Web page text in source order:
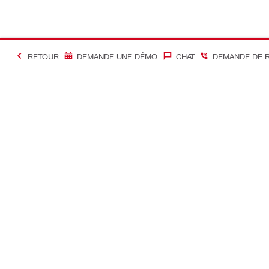
RETOUR DEMANDE UNE DÉMO CHAT DEMANDE DE